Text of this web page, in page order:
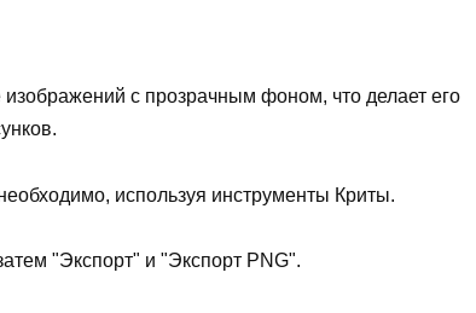
с прозрачным фоном, что делает его
используя инструменты Криты.
"Экспорт" и "Экспорт PNG".